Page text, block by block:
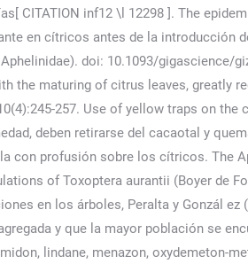
Aphelinidae). doi: 10.1093/gigascience/giz128. Entomology Branch, Queensland Department of Primary Industries, 1975. The pest is very susceptible to khamsin events, which along with the maturing of citrus leaves, greatly reduce its populations. hojas y tallos y retardo general del Aphids associated with papaw ringspot virus in Venezuela. Turkiye Bitki Koruma Dergisi, 10(4):245-257. Use of yellow traps on the control of citrus aphids (Homoptera, Aphididae). Das SC, Kakoty NN, 1992. Las ramas infectadas o los árboles enteros, muertos por la enfermedad, deben retirarse del cacaotal y quemarse. le inyecta además saliva en los A field key to the citrus aphids in Florida (Homoptera: Aphididae). Especialmente en primavera, se desarrolla con profusión sobre los cítricos. The Aphidoidea of the Middle East. Revue Agrocp;e et Sucriere de i'Ile Maurice, 50(1):48-67. Rocha KCG, Busoli AC, Veronezzi FRB, 2008. Changes in populations of Toxoptera aurantii (Boyer de Fonscolombe) (Homoptera: Aphididae) on cocoa in Ghana. En aspectos ecológicos más específicos, como la distribución espacial de las poblaciones en los árboles, Peralta y Gonzál ez (1983) indican que en árboles de cacao (Theobromma cacao L.) en el Estado de Tabasco, la distribución que presenta Toxoptera aurantii es agregada y que la mayor población se encuentra en el estrato 2019 Nov 1;8(11):giz128. En la provincia de Castellón se han probado acephate, dimethoate, ethiofencarb, phosphamidon, lindane, menazon, oxydemeton-methyl y pirimicarb obteniéndose buenos resultados. 2002. Más información sobre: política de cookies. The susceptibility of cocoa to mealybugs (Pseudococcidae) and other honeydew-producing Homoptera in Ghana. ), lychee (Litchi chinensis Sonn. aurantii por el método sistemático Biologia Gallo-Hellenica, 9:315-319, Santorini AP, 1977. Muraleedharan N, Selvasundaram R, Radhakrishnan B, 1988. Biological comparison between two species of aphid endoparasitoids, Lysiphlebus testaceipes (Cresson) and Lysiphlebus fabarum (Marshall) (Hym. Hospedadores secundarios: Annona, Camellia, Cinchona, Ficus, Gardenia, Magnolia. ADULTS. Aphids of Korea. Los productos BHC y Metasystox-R han sido tradicionalmente utilizados para combatir estos insectos. Preliminary results on the population dynamics of Coccus viridis (Green), Aphis spirpcola (Patch) and Toxoptera aurantii (Boyer) in an orange grove. Es el pulgón más corriente en el cacao; en condiciones experimentales se ha descubierto que puede producir una generación cada 7,76 días